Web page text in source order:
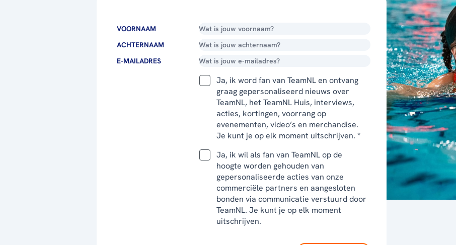
VOORNAAM
ACHTERNAAM
E-MAILADRES
Ja, ik word fan van TeamNL en ontvang
graag gepersonaliseerd nieuws over
TeamNL, het TeamNL Huis, interviews,
acties, kortingen, voorrang op
evenementen, video’s en merchandise.
Je kunt je op elk moment uitschrijven. *
Ja, ik wil als fan van TeamNL op de
hoogte worden gehouden van
gepersonaliseerde acties van onze
commerciële partners en aangesloten
bonden via communicatie verstuurd door
TeamNL. Je kunt je op elk moment
uitschrijven.